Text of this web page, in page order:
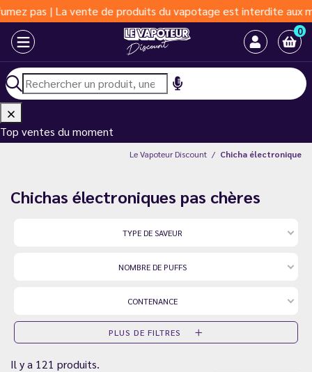
vente de produits du vapotage est interdite aux moins de
0
Top ventes du moment
Le Vapoteur Discount Chicha électronique
Chichas électroniques pas chères
TYPE DE SAVEUR
NOMBRE DE PUFFS
CONTENANCE
PLUS DE FILTRES
Il y a 121 produits.